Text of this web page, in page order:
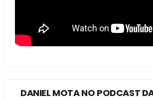
DANIEL MOTA NO PODCAST